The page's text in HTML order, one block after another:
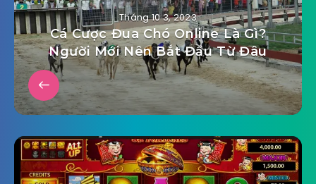
Tháng 10 3, 2023
Cá Cược Đua Chó Online Là Gì?
Người Mới Nên Bắt Đầu Từ Đâu